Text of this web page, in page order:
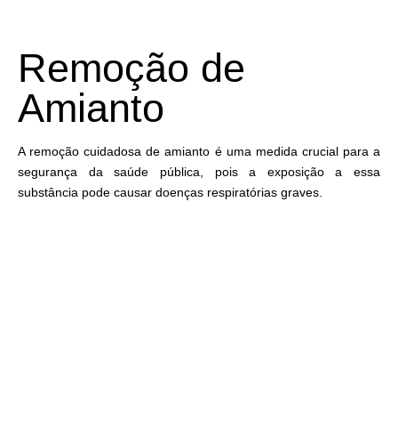
Remoção de
Amianto
A remoção cuidadosa de amianto é uma medida crucial para a
segurança da saúde pública, pois a exposição a essa
substância pode causar doenças respiratórias graves.